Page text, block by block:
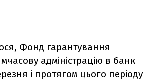
Фонд гарантування
адміністрацію в банк
і протягом цього періоду